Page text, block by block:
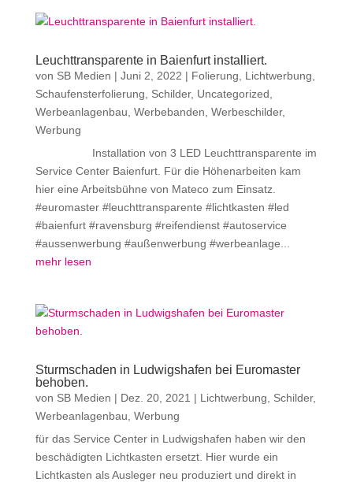
Leuchttransparente in Baienfurt installiert.
von SB Medien | Juni 2, 2022 | Folierung Lichtwerbung
Schaufensterfolierung
Schilder, Uncategorized
Werbeanlagenbau Werbebanden Werbeschilder,
Werbung
Installation von 3 LED Leuchttransparente im
Service Center Baienfurt. Für die Höhenarbeiten kam
hier eine Arbeitsbühne von Mateco zum Einsatz.
#euromaster #leuchttransparente #lichtkasten #led
#baienfurt #ravensburg #reifendienst #autoservice
#aussenwerbung #außenwerbung #werbeanlage...
mehr lesen
Sturmschaden in Ludwigshafen bei Euromaster
behoben.
von SB Medien | Dez. 20, 2021 | Lichtwerbung Schilder,
Werbeanlagenbau Werbung
für das Service Center in Ludwigshafen haben wir den
beschädigten Lichtkasten ersetzt. Hier wurde ein
Lichtkasten als Ausleger neu produziert und direkt in